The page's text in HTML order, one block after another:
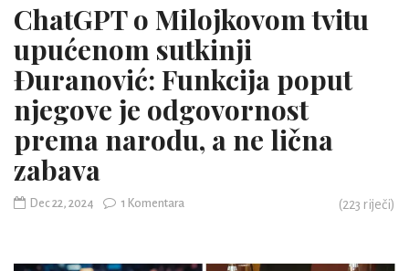
ChatGPT o Milojkovom tvitu
upućenom sutkinji
Đuranović: Funkcija poput
njegove je odgovornost
prema narodu, a ne lična
zabava
Dec 22, 2024 1 Komentara (223 riječi)